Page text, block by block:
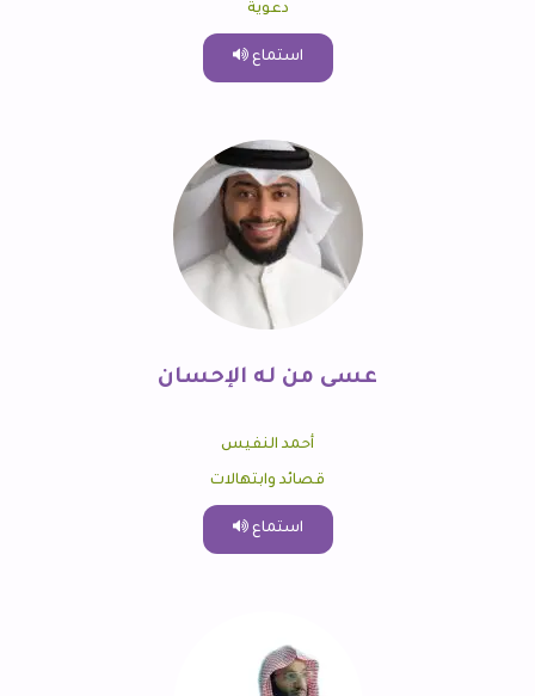
دعوية
استماع
عسى من له الإحسان
أحمد النفيس
قصائد وابتهالات
استماع